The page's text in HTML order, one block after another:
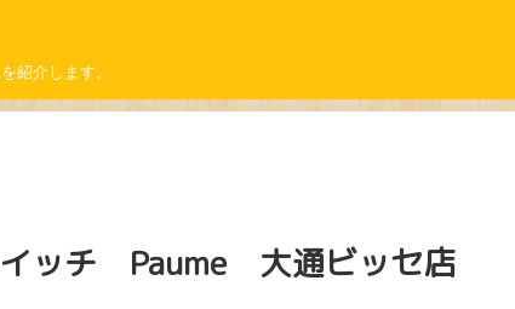
紹介します。
イッチ Paume 大通ビッセ店